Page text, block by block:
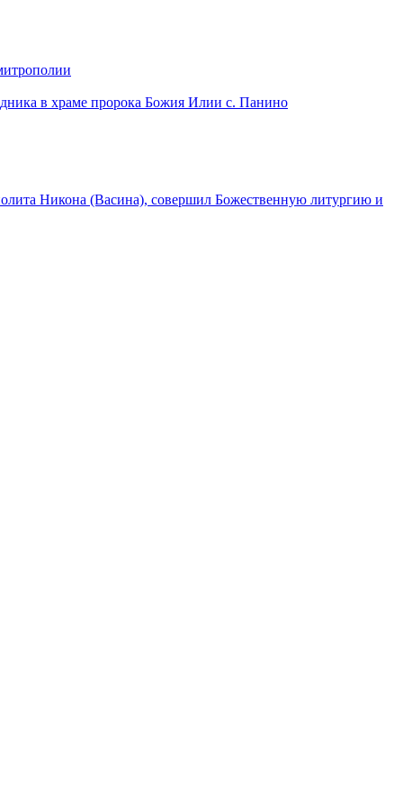
в храме пророка Божия Илии с. Панино
Никона (Васина), совершил Божественную литургию и